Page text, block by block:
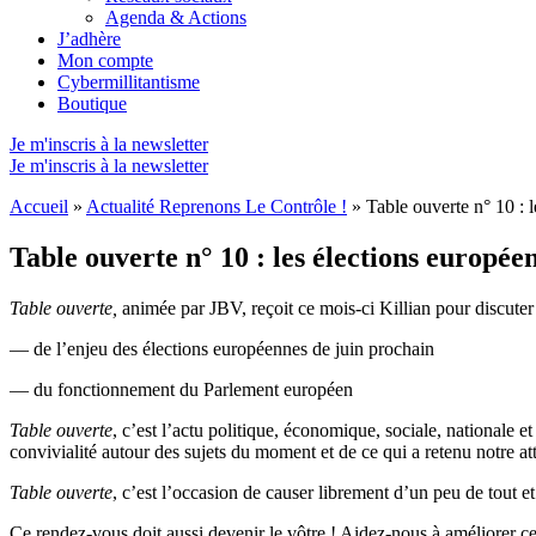
Agenda & Actions
J’adhère
Mon compte
Cybermillitantisme
Boutique
Je m'inscris à la newsletter
Je m'inscris à la newsletter
Accueil » Actualité Reprenons Le Contrôle ! » Table ouverte n° 10 :
Table ouverte n° 10 : les élections
Table ouverte, animée par JBV, reçoit ce mois-ci Killian pour discuter
— de l’enjeu des élections européennes de juin prochain
— du fonctionnement du Parlement européen
Table ouverte, c’est l’actu politique, économique, sociale, nationale
convivialité autour des sujets du moment et de ce qui a retenu notre
Table ouverte, c’est l’occasion de causer librement d’un peu de